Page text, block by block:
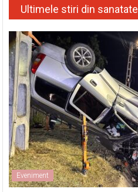
Ultimele stiri din sanatate
Eveniment